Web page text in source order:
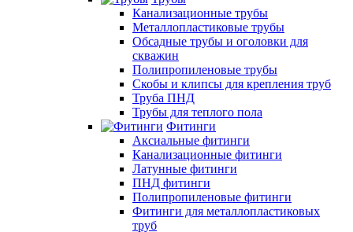
Канализационные трубы
Металлопластиковые трубы
Обсадные трубы и оголовки для
скважин
Полипропиленовые трубы
Скобы и клипсы для крепления труб
Труба ПНД
Трубы для теплого пола
Фитинги
Аксиальные фитинги
Канализационные фитинги
Латунные фитинги
ПНД фитинги
Полипропиленовые фитинги
Фитинги для металлопластиковых
труб